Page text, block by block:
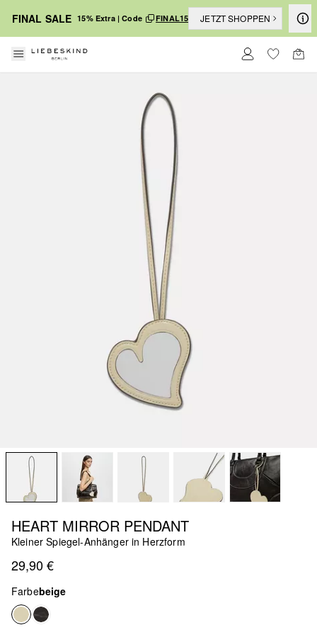
FINAL SALE 15% Extra | Code FINAL15 JETZT SHOPPEN
HEART MIRROR PENDANT
Kleiner Spiegel-Anhänger in Herzform
29,90 €
Farbebeige